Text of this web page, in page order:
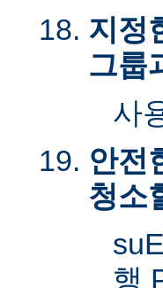
지정
그룹
사
안전
청소
행